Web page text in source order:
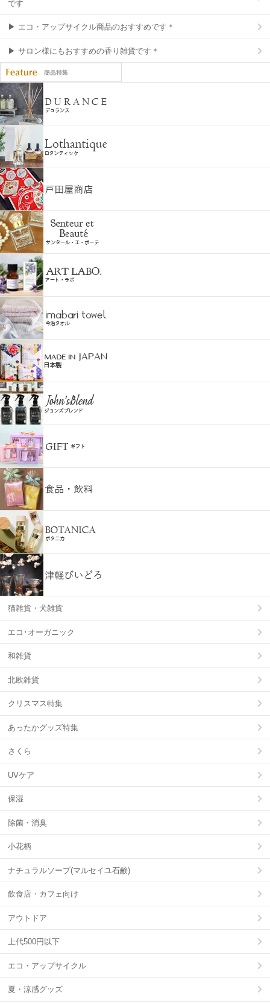
です
▶ エコ・アップサイクル商品のおすすめです＊
▶ サロン様にもおすすめの香り雑貨です＊
猫雑貨・犬雑貨
エコ･オーガニック
和雑貨
北欧雑貨
クリスマス特集
あったかグッズ特集
さくら
UVケア
保湿
除菌・消臭
小花柄
ナチュラルソープ(マルセイユ石鹸)
飲食店・カフェ向け
アウトドア
上代500円以下
エコ・アップサイクル
夏・涼感グッズ